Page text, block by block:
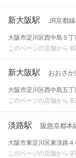
新大阪駅 JR京都線
大阪市淀川区西中島５丁
このページの店舗から
新大阪駅 おおさか
大阪市淀川区西中島五丁
このページの店舗から
淡路駅 阪急京都本
大阪市東淀川区東淡路
このページの店舗から